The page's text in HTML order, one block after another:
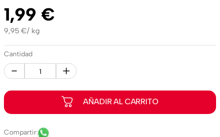
1,99 €
9,95 €/ kg
Cantidad